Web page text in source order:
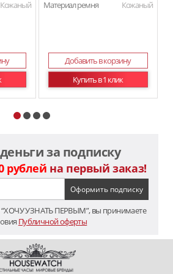
Кожаный
Материал ремня
Кожаный
Добавить в корзину
Купить в 1 клик
за подписку
рублей на первый заказ!
УЗНАТЬ ПЕРВЫМ”, вы принимаете
Публичной оферты